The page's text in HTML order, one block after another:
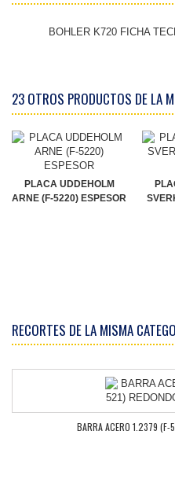
BOHLER K720 FICHA
23 OTROS PRODUCTOS DE LA
PLACA UDDEHOLM
ARNE (F-5220) ESPESOR
RECORTES DE LA MISMA
BARRA ACERO 1.2379 (F-